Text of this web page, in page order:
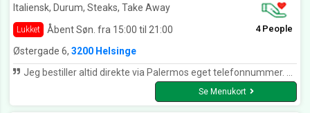
Italiensk, Durum, Steaks, Take Away
Lukket Åbent Søn. fra 15:00 til 21:00 4 People
Østergade 6, 3200 Helsinge
Jeg bestiller altid direkte via Palermos eget telefonnummer. Maden har altid været helt i orden og er bragt ud til tiden. Jeg kan kun anbefale Take Away fra Palermo
Se Menukort